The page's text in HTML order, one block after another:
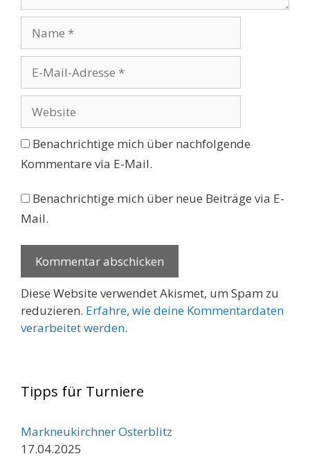
Mail-
Adresse
Benachrichtige mich über nachfolgende
Kommentare via E-Mail.
Benachrichtige mich über neue Beiträge via E-
Mail.
Diese Website verwendet Akismet, um Spam zu
reduzieren. Erfahre, wie deine Kommentardaten
verarbeitet werden.
Tipps für Turniere
Markneukirchner Osterblitz
17.04.2025